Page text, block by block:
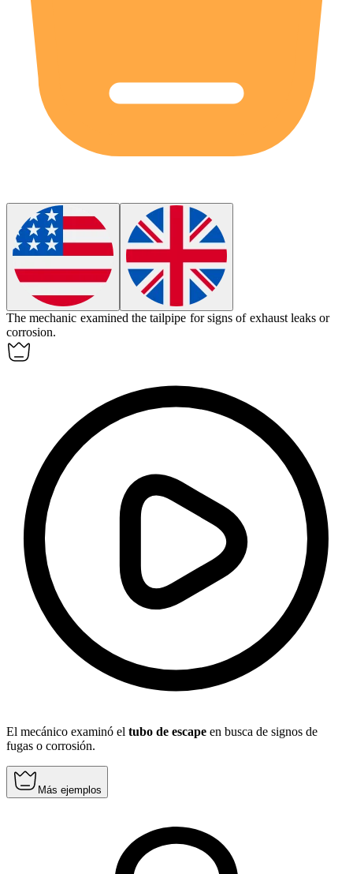
The mechanic examined thetailpipe for signs of exhaust leaks or
corrosion.
El mecánico examinó el tubo de escape en busca de signos de
fugas o corrosión.
Más ejemplos